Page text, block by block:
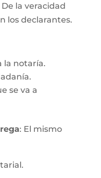
la veracidad
los declarantes.
la notaría.
se va a
: El mismo